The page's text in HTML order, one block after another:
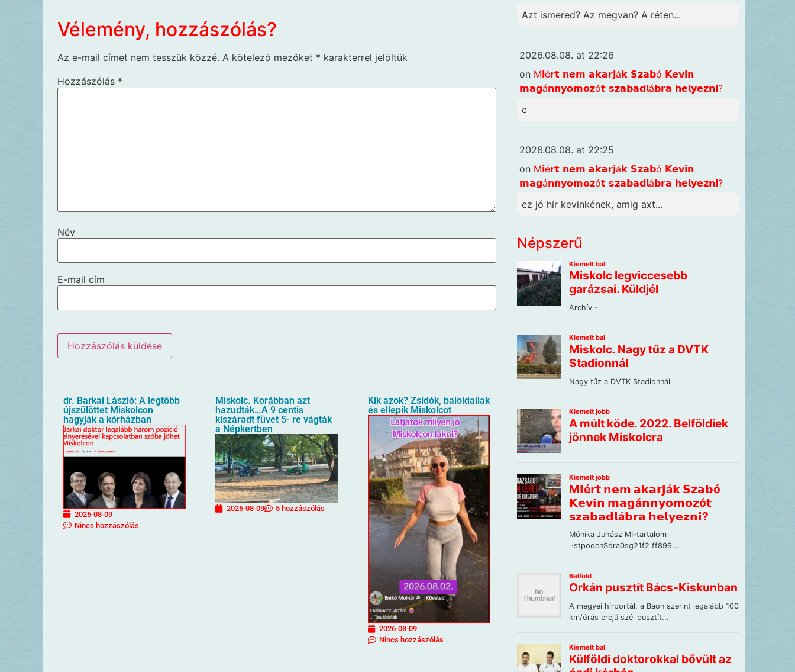
Vélemény, hozzászólás?
Az e-mail címet nem tesszük közzé. A kötelező mezőket * karakterrel jelöltük
Hozzászólás *
Név
E-mail cím
dr. Barkai László: A legtöbb
újszülöttet Miskolcon
hagyják a kórházban
2026-08-09
Nincs hozzászólás
Miskolc. Korábban azt
hazudták…A 9 centis
kiszáradt füvet 5- re vágták
a Népkertben
2026-08-09 5 hozzászólás
Kik azok? Zsidók, baloldaliak
és ellepik Miskolcot
2026-08-09
Nincs hozzászólás
Azt ismered? Az megvan? A réten...
2026.08.08. at 22:26
on M𝗶é𝗿𝘁 𝗻𝗲𝗺 𝗮𝗸𝗮𝗿𝗷á𝗸 𝗦𝘇𝗮𝗯ó 𝗞𝗲𝘃𝗶𝗻
𝗺𝗮𝗴á𝗻𝗻𝘆𝗼𝗺𝗼𝘇ó𝘁 𝘀𝘇𝗮𝗯𝗮𝗱𝗹á𝗯𝗿𝗮 𝗵𝗲𝗹𝘆𝗲𝘇𝗻𝗶?
c
2026.08.08. at 22:25
on M𝗶é𝗿𝘁 𝗻𝗲𝗺 𝗮𝗸𝗮𝗿𝗷á𝗸 𝗦𝘇𝗮𝗯ó 𝗞𝗲𝘃𝗶𝗻
𝗺𝗮𝗴á𝗻𝗻𝘆𝗼𝗺𝗼𝘇ó𝘁 𝘀𝘇𝗮𝗯𝗮𝗱𝗹á𝗯𝗿𝗮 𝗵𝗲𝗹𝘆𝗲𝘇𝗻𝗶?
ez jó hír kevinkének, amig axt...
Népszerű